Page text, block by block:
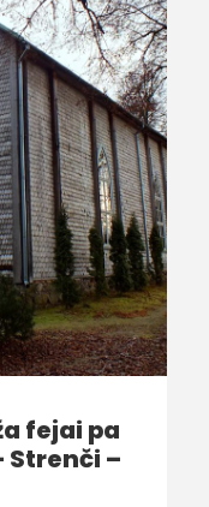
fejai pa
Strenči –